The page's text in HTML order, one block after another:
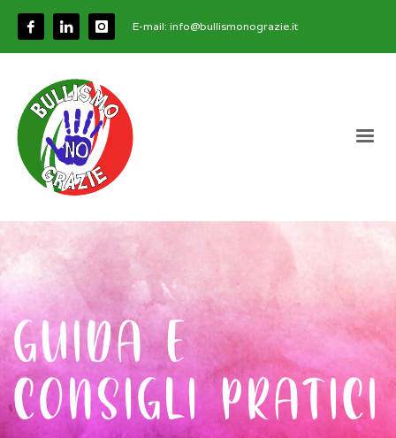
E-mail: info@bullismonograzie.it
GUIDA E
CONSIGLI PRATICI